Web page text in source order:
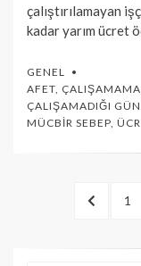
çalıştırılamayan
kadar yarım ücret
GENEL
AFET ÇALIŞAMAMA
ÇALIŞAMADIĞI
MÜCBIR SEBEP
1